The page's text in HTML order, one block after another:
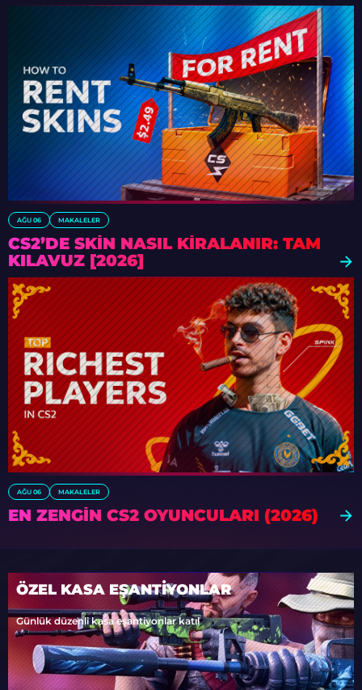
AĞU 06 MAKALELER
CS2’DE SKIN NASIL KIRALANIR: TAM
KILAVUZ [2026]
AĞU 06 MAKALELER
EN ZENGIN CS2 OYUNCULARI (2026)
ÖZEL KASA EŞANTİYONLAR
Günlük düzenli kasa eşantiyonlar katıl